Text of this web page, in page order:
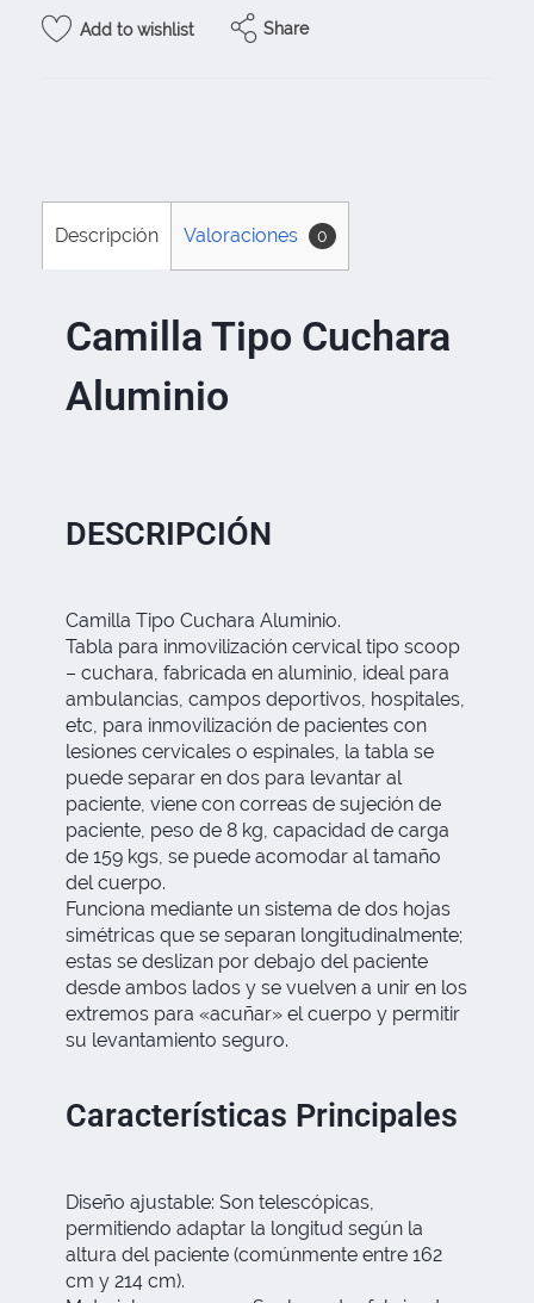
Add to wishlist Share
Descripción Valoraciones 0
Camilla Tipo Cuchara
Aluminio
DESCRIPCIÓN
Camilla Tipo Cuchara Aluminio.
Tabla para inmovilización cervical tipo scoop
– cuchara, fabricada en aluminio, ideal para
ambulancias, campos deportivos, hospitales,
etc, para inmovilización de pacientes con
lesiones cervicales o espinales, la tabla se
puede separar en dos para levantar al
paciente, viene con correas de sujeción de
paciente, peso de 8 kg, capacidad de carga
de 159 kgs, se puede acomodar al tamaño
del cuerpo.
Funciona mediante un sistema de dos hojas
simétricas que se separan longitudinalmente;
estas se deslizan por debajo del paciente
desde ambos lados y se vuelven a unir en los
extremos para «acuñar» el cuerpo y permitir
su levantamiento seguro.
Características Principales
Diseño ajustable: Son telescópicas,
permitiendo adaptar la longitud según la
altura del paciente (comúnmente entre 162
cm y 214 cm).